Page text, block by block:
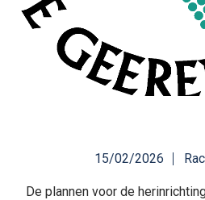
15/02/2026
De plannen voor de